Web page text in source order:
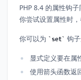
PHP 8.4 的属性钩
你尝试设置属性时，
你可以为 set 钩
显式定义要在属
使用箭头函数返